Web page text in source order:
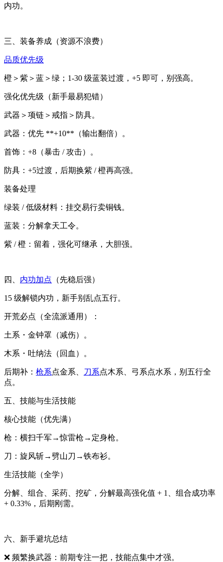
内功。
三、装备养成（资源不浪费）
品质优先级
橙＞紫＞蓝＞绿；1-30 级蓝装过渡，+5 即可，别强高。
强化优先级（新手最易犯错）
武器＞项链＞戒指＞防具。
武器：优先 **+10**（输出翻倍）。
首饰：+8（暴击 / 攻击）。
防具：+5过渡，后期换紫 / 橙再高强。
装备处理
绿装 / 低级材料：挂交易行卖铜钱。
蓝装：分解拿天工令。
紫 / 橙：留着，强化可继承，大胆强。
四、 内功加点 （先稳后强）
15 级解锁内功，新手别乱点五行。
开荒必点（全流派通用）：
土系・金钟罩（减伤）。
木系・吐纳法（回血）。
后期补： 枪系点金系、 刀系点木系、弓系点水系，别五行全
点。
五、技能与生活技能
核心技能（优先满）
枪：横扫千军→惊雷枪→定身枪。
刀：旋风斩→劈山刀→铁布衫。
生活技能（全学）
分解、组合、采药、挖矿，分解最高强化值 + 1、组合成功率
+ 0.33%，后期刚需。
六、新手避坑总结
❌ 频繁换武器：前期专注一把，技能点集中才强。